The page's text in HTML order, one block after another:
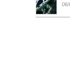
06/